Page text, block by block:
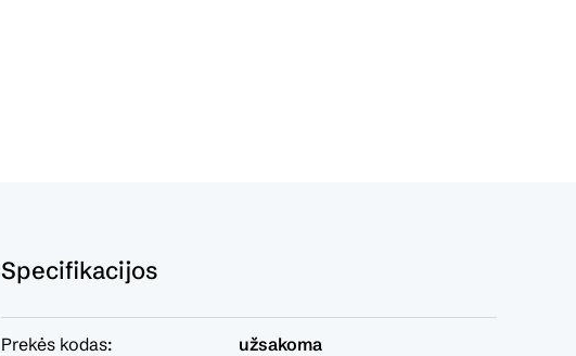
Specifikacijos
Prekės kodas: užsakoma